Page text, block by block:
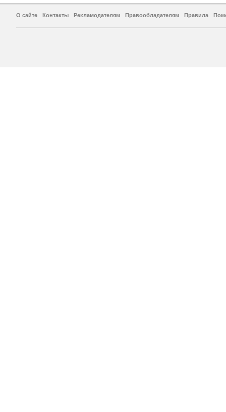
О сайте Контакты Рекламодателям Правообладателям Правила